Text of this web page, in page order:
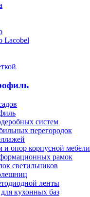
Lacobel
систем
перегородок
и опор корпусной мебели
рамок
светильников
ленты
кухонных баз